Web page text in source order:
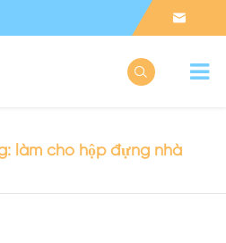


làm cho hộp đựng nhà